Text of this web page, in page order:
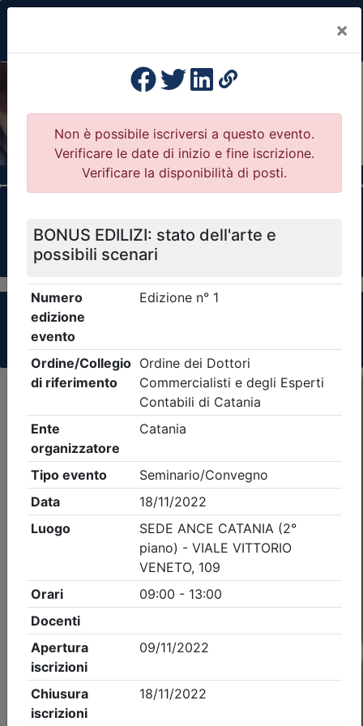
×
Previous
Il portale della formazione per Ordini e
Collegi Professionali
Clicca qui - espandi la sezione dei filtri ricerca
Criteri di ricerca applicati:
- Tipo Ordine/collegio:
Catania- Eventi in programma dal9/8/2026
Precedente 1 Successiva
Nessun risultato per i parametri inseriti
Esito della ricerca eventi formativi